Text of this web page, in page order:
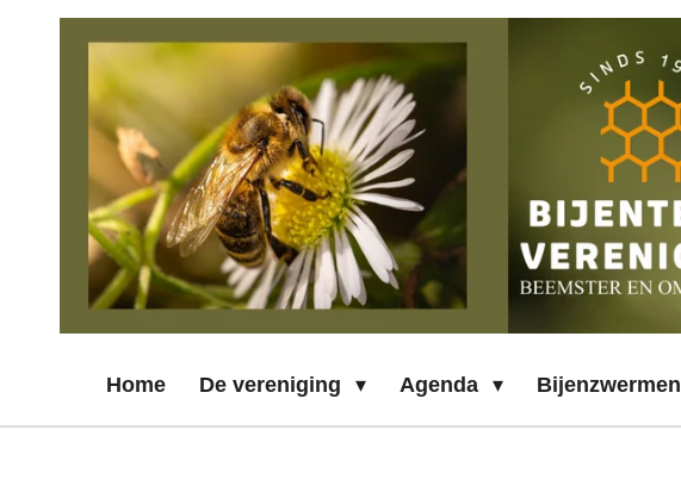
hoofdinhoud
Home De vereniging Agenda Bijenzwermen